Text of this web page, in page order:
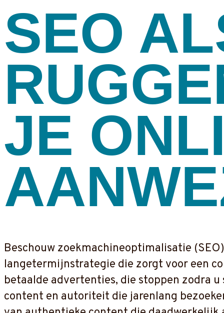
SEO
JE
Beschouw zoekmachineoptimalisatie
langetermijnstrategie die zorgt voor een
betaalde advertenties, die stoppen zodra
content en autoriteit die jarenlang